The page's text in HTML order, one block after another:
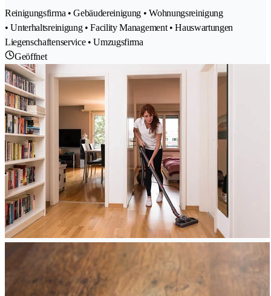
Reinigungsfirma • Gebäudereinigung • Wohnungsreinigung
• Unterhaltsreinigung • Facility Management • Hauswartungen
Liegenschaftenservice • Umzugsfirma
Geöffnet